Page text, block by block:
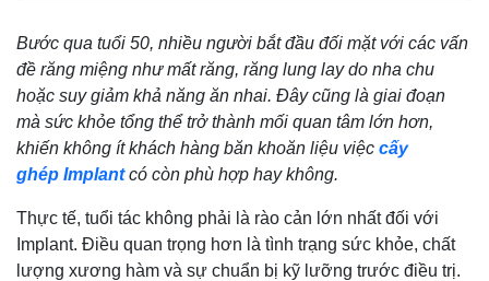
Bước qua tuổi 50, nhiều người bắt đầu đối mặt với các vấn
đề răng miệng như mất răng, răng lung lay do nha chu
hoặc suy giảm khả năng ăn nhai. Đây cũng là giai đoạn
mà sức khỏe tổng thể trở thành mối quan tâm lớn hơn,
khiến không ít khách hàng băn khoăn liệu việc cấy
ghép Implantcó còn phù hợp hay không.
Thực tế, tuổi tác không phải là rào cản lớn nhất đối với
Implant. Điều quan trọng hơn là tình trạng sức khỏe, chất
lượng xương hàm và sự chuẩn bị kỹ lưỡng trước điều trị.